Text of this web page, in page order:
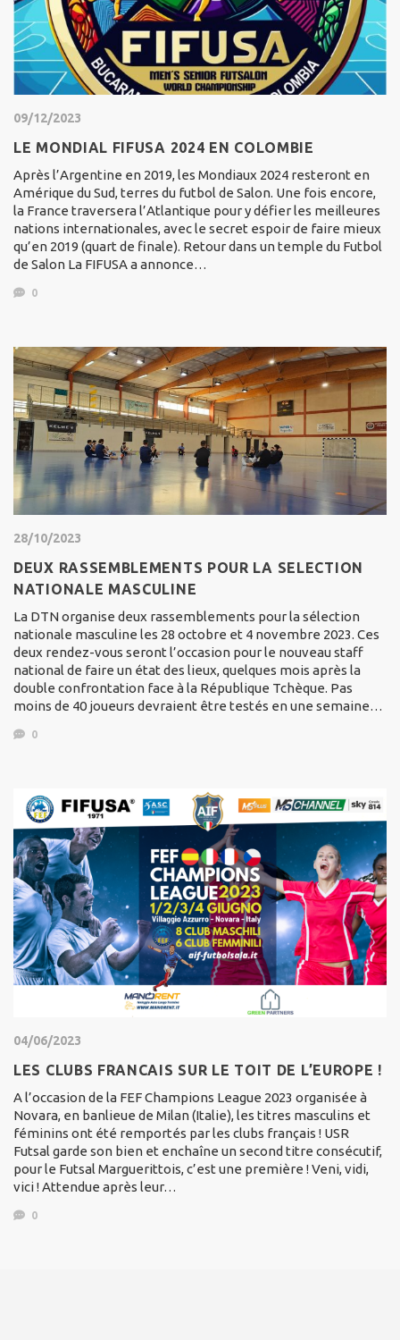
09/12/2023
LE MONDIAL FIFUSA 2024 EN COLOMBIE
Après l’Argentine en 2019, les Mondiaux 2024 resteront en
Amérique du Sud, terres du futbol de Salon. Une fois encore,
la France traversera l’Atlantique pour y défier les meilleures
nations internationales, avec le secret espoir de faire mieux
qu’en 2019 (quart de finale). Retour dans un temple du Futbol
de Salon La FIFUSA a annonce…
0
28/10/2023
DEUX RASSEMBLEMENTS POUR LA SELECTION
NATIONALE MASCULINE
La DTN organise deux rassemblements pour la sélection
nationale masculine les 28 octobre et 4 novembre 2023. Ces
deux rendez-vous seront l’occasion pour le nouveau staff
national de faire un état des lieux, quelques mois après la
double confrontation face à la République Tchèque. Pas
moins de 40 joueurs devraient être testés en une semaine…
0
04/06/2023
LES CLUBS FRANCAIS SUR LE TOIT DE L’EUROPE !
A l’occasion de la FEF Champions League 2023 organisée à
Novara, en banlieue de Milan (Italie), les titres masculins et
féminins ont été remportés par les clubs français ! USR
Futsal garde son bien et enchaîne un second titre consécutif,
pour le Futsal Marguerittois, c’est une première ! Veni, vidi,
vici ! Attendue après leur…
0